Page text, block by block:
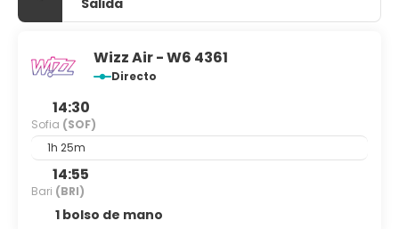
Salida
Wizz Air - W6 4361
Directo
14:30
Sofia (SOF)
1h 25m
14:55
Bari (BRI)
1 bolso de mano